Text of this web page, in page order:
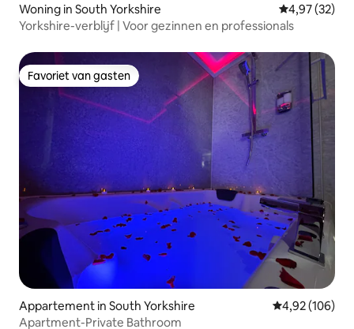
Woning in South Yorkshire Gemiddelde
4,97 (32)
Yorkshire-verblijf | Voor gezinnen en professionals
Favoriet van gasten
Favoriet van gasten
Appartement in South Yorkshire Gemiddelde
4,92 (106)
Apartment-Private Bathroom